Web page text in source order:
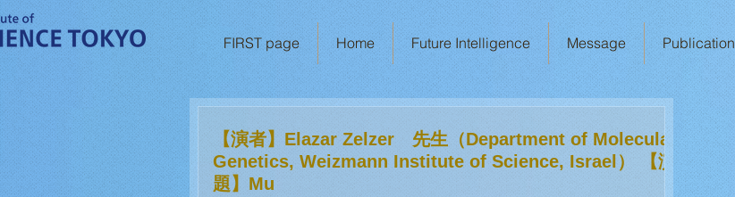
FIRST page Home Future Intelligence Message Publication
【演者】Elazar Zelzer 先生（Department of Molecular
Genetics, Weizmann Institute of Science, Israel） 【演
題】Mu